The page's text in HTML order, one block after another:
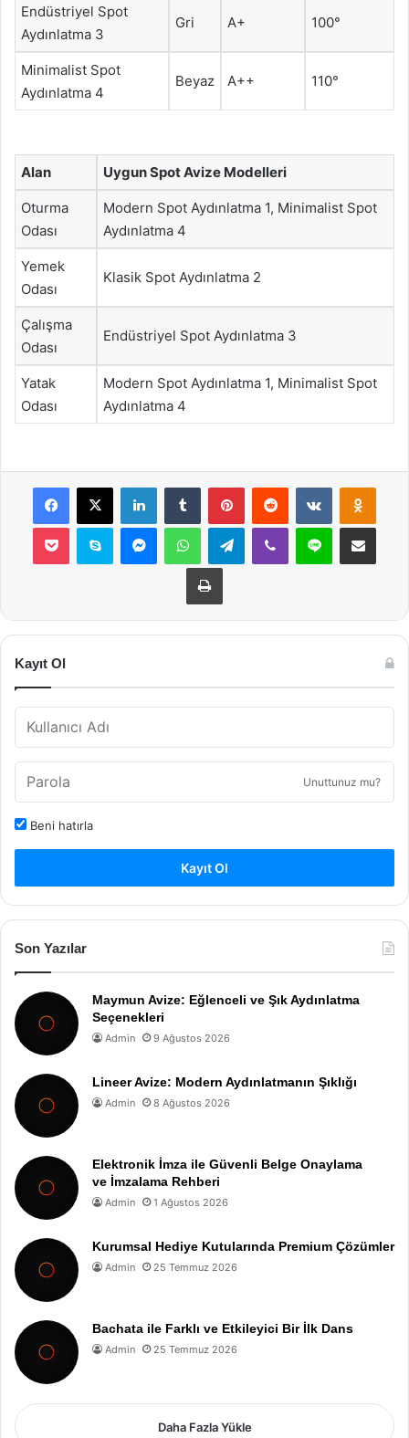
Endüstriyel Spot
Aydınlatma 3
Gri A+ 100°
Minimalist Spot
Aydınlatma 4
Beyaz A++ 110°
Alan Uygun Spot Avize Modelleri
Oturma
Odası
Modern Spot Aydınlatma 1, Minimalist Spot
Aydınlatma 4
Yemek
Odası
Klasik Spot Aydınlatma 2
Çalışma
Odası
Endüstriyel Spot Aydınlatma 3
Yatak
Odası
Modern Spot Aydınlatma 1, Minimalist Spot
Aydınlatma 4
Facebook
X LinkedInTumblr PinterestReddit VKontakte
Pocket Skype MessengerWhatsAppTelegramViber Line E-Posta ile
Yazdır
Kayıt Ol
Unuttunuz mu?
Beni hatırla
Kayıt Ol
Son Yazılar
Maymun Avize: Eğlenceli ve Şık Aydınlatma
Seçenekleri
Admin 9 Ağustos 2026
Lineer Avize: Modern Aydınlatmanın Şıklığı
Admin 8 Ağustos 2026
Elektronik İmza ile Güvenli Belge Onaylama
ve İmzalama Rehberi
Admin 1 Ağustos 2026
Kurumsal Hediye Kutularında Premium Çözümler
Admin 25 Temmuz 2026
Bachata ile Farklı ve Etkileyici Bir İlk Dans
Admin 25 Temmuz 2026
Daha Fazla Yükle